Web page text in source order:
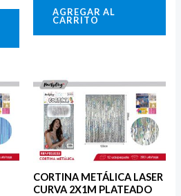
AGREGAR AL
CARRITO
CORTINA METÁLICA LASER
CURVA 2X1M PLATEADO